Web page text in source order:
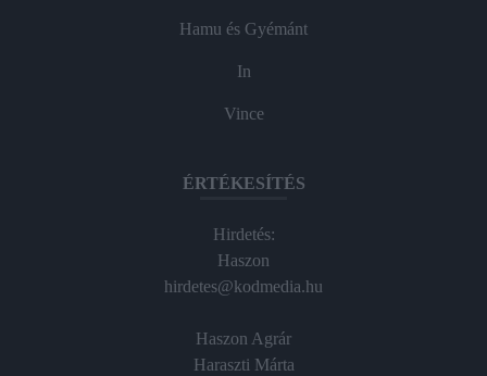
Hamu és Gyémánt
In
Vince
ÉRTÉKESÍTÉS
Hirdetés:
Haszon
hirdetes@kodmedia.hu
Haszon Agrár
Haraszti Márta